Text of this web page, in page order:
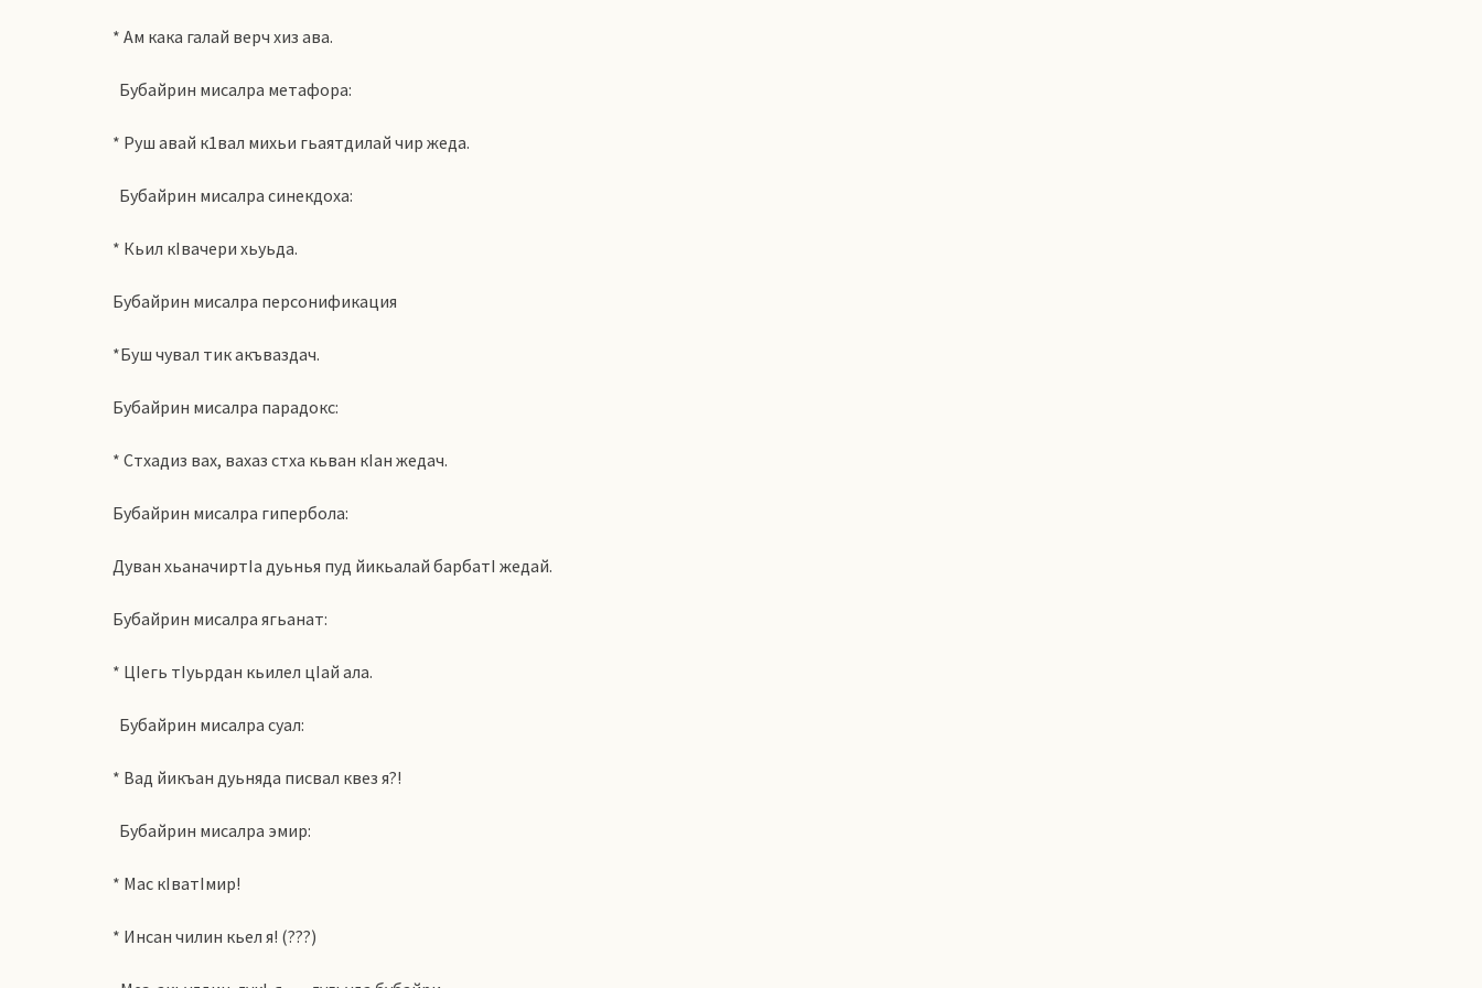
* Ам кака галай верч хиз ава.
Бубайрин мисалра метафора:
* Руш авай к1вал михьи гьаятдилай чир жеда.
Бубайрин мисалра синекдоха:
* Кьил кIвачери хьуьда.
Бубайрин мисалра персонификация
*Буш чувал тик акъваздач.
Бубайрин мисалра парадокс:
* Стхадиз вах, вахаз стха кьван кIан жедач.
Бубайрин мисалра гипербола:
Дуван хьаначиртIа дуьнья пуд йикьалай барбатI жедай.
Бубайрин мисалра ягьанат:
* ЦIегь тIуьрдан кьилел цIай ала.
Бубайрин мисалра суал:
* Вад йикъан дуьняда писвал квез я?!
Бубайрин мисалра эмир:
* Мас кIватIмир!
* Инсан чилин кьел я! (???)